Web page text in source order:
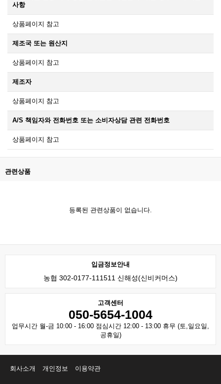
사항
상품페이지 참고
제조국 또는 원산지
상품페이지 참고
제조자
상품페이지 참고
A/S 책임자와 전화번호 또는 소비자상담 관련 전화번호
상품페이지 참고
관련상품
등록된 관련상품이 없습니다.
입금정보안내
농협 302-0177-111511 신해성(신비커머스)
고객센터
050-5654-1004
업무시간 월-금 10:00 - 16:00 점심시간 12:00 - 13:00 휴무 (토,일요일,
공휴일)
회사소개 개인정보 이용약관